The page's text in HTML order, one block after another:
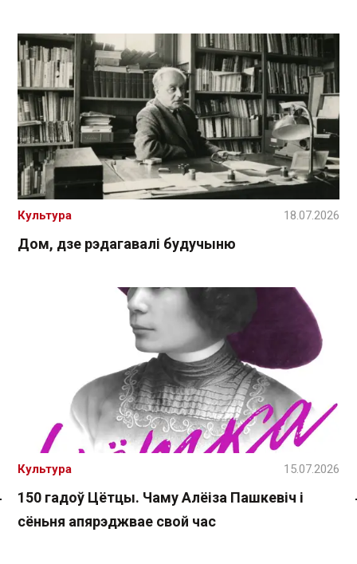
Спасылка без VPN
Дом, дзе рэдагавалі будучыню
Культура 18.07.2026
150 гадоў Цётцы. Чаму Алёіза Пашкевіч і
сёньня апярэджвае свой час
Культура 15.07.2026